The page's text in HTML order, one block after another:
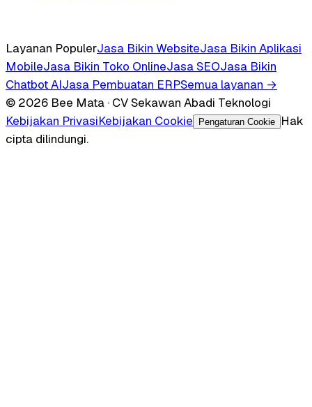
Layanan PopulerJasa Bikin WebsiteJasa Bikin Aplikasi
MobileJasa Bikin Toko OnlineJasa SEOJasa Bikin
Chatbot AIJasa Pembuatan ERPSemua layanan →
© 2026 Bee Mata · CV Sekawan Abadi Teknologi
Kebijakan PrivasiKebijakan Cookie Pengaturan Cookie
Hak
cipta dilindungi.